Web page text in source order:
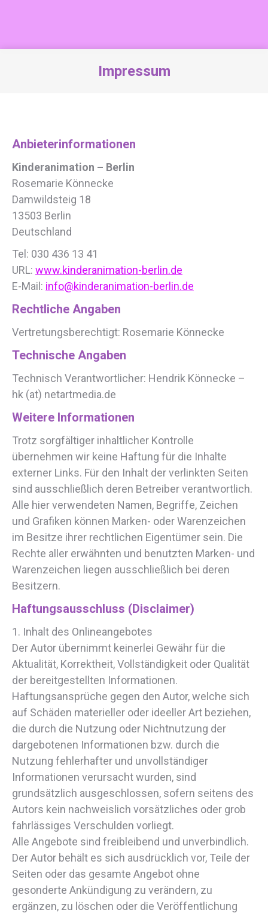
Impressum
Anbieterinformationen
Kinderanimation – Berlin
Rosemarie Könnecke
Damwildsteig 18
13503 Berlin
Deutschland
Tel: 030 436 13 41
URL: www.kinderanimation-berlin.de
E-Mail: info@kinderanimation-berlin.de
Rechtliche Angaben
Vertretungsberechtigt: Rosemarie Könnecke
Technische Angaben
Technisch Verantwortlicher: Hendrik Könnecke –
hk (at) netartmedia.de
Weitere Informationen
Trotz sorgfältiger inhaltlicher Kontrolle
übernehmen wir keine Haftung für die Inhalte
externer Links. Für den Inhalt der verlinkten Seiten
sind ausschließlich deren Betreiber verantwortlich.
Alle hier verwendeten Namen, Begriffe, Zeichen
und Grafiken können Marken- oder Warenzeichen
im Besitze ihrer rechtlichen Eigentümer sein. Die
Rechte aller erwähnten und benutzten Marken- und
Warenzeichen liegen ausschließlich bei deren
Besitzern.
Haftungsausschluss (Disclaimer)
1. Inhalt des Onlineangebotes
Der Autor übernimmt keinerlei Gewähr für die
Aktualität, Korrektheit, Vollständigkeit oder Qualität
der bereitgestellten Informationen.
Haftungsansprüche gegen den Autor, welche sich
auf Schäden materieller oder ideeller Art beziehen,
die durch die Nutzung oder Nichtnutzung der
dargebotenen Informationen bzw. durch die
Nutzung fehlerhafter und unvollständiger
Informationen verursacht wurden, sind
grundsätzlich ausgeschlossen, sofern seitens des
Autors kein nachweislich vorsätzliches oder grob
fahrlässiges Verschulden vorliegt.
Alle Angebote sind freibleibend und unverbindlich.
Der Autor behält es sich ausdrücklich vor, Teile der
Seiten oder das gesamte Angebot ohne
gesonderte Ankündigung zu verändern, zu
ergänzen, zu löschen oder die Veröffentlichung